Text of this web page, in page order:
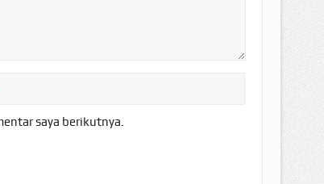
saya berikutnya.